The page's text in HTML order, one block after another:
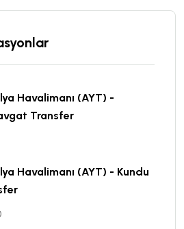
Havalimanı (AYT) -
Transfer
Havalimanı (AYT) - Kundu